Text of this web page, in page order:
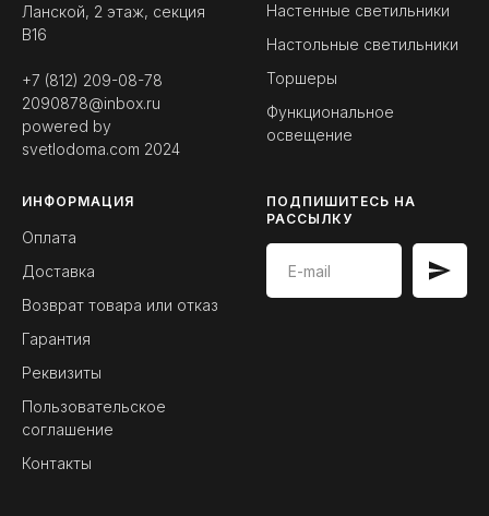
Ланской, 2 этаж, секция
B16
+7 (812) 209-08-78
2090878@inbox.ru
powered by
svetlodoma.com 2024
Настенные светильники
Настольные светильники
Торшеры
Функциональное
освещение
ИНФОРМАЦИЯ
Оплата
Доставка
Возврат товара или отказ
Гарантия
Реквизиты
Пользовательское
соглашение
Контакты
ПОДПИШИТЕСЬ НА
РАССЫЛКУ